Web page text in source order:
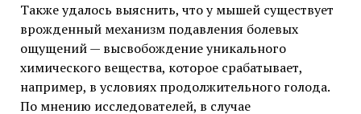
Также удалось выяснить, что у мышей существует
врожденный механизм подавления болевых
ощущений — высвобождение уникального
химического вещества, которое срабатывает,
например, в условиях продолжительного голода.
По мнению исследователей, в случае